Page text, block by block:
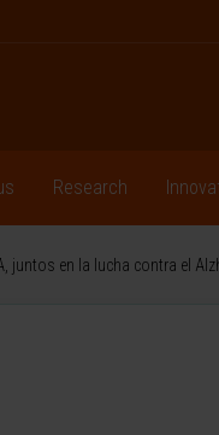
Research
juntos en la lucha contra el